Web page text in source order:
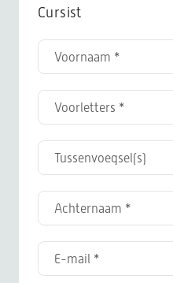
Cursist